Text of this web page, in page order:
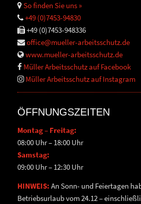
So finden Sie uns »
+49 (0)7453-94830
+49 (0)7453-948336
office@mueller-arbeitsschutz.de
www.mueller-arbeitsschutz.de
Müller Arbeitsschutz auf Facebook
Müller Arbeitsschutz auf Instagram
ÖFFNUNGSZEITEN
Montag – Freitag:
08:00 Uhr – 18:00 Uhr
Samstag:
09:00 Uhr – 12:30 Uhr
HINWEIS: An Sonn- und Feiertagen
Betriebsurlaub vom 24.12 –